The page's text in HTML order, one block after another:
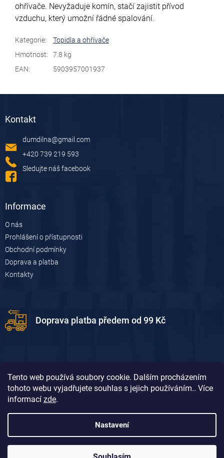
Tento web používá soubory cookie. Dalším procházením
tohoto webu vyjadřujete souhlas s jejich používáním.. Více
informací zde.
Nastavení
ohřívače. Nevyžaduje komín, stačí zajistit přívod
vzduchu, který umožní řádné spalování.
Kategorie:
Topidla a ohřívače
Hmotnost:
7.8 kg
EAN: 5903957001937
Kontakt
dumdilna@gmail.com
+420 739 219 593
Sledujte náš facebook
Informace
O nás
Prohlášení o přístupnosti
Obchodní podmínky
Doprava a platba
Kontakty
Doprava platba předem od 99 Kč
Doprava platba dobírkou od 119 Kč